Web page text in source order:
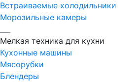
Встраиваемые холодильники
Морозильные камеры
Мелкая техника для кухни
Кухонные машины
Мясорубки
Блендеры